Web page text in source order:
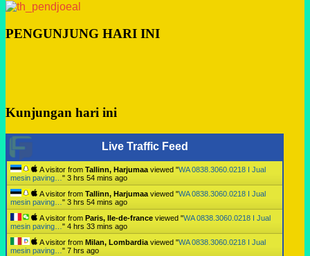
PENGUNJUNG HARI INI
Kunjungan hari ini
Live Traffic Feed
A visitor from Tallinn, Harjumaa viewed "WA 0838.3060.0218 I Jual
mesin paving… " 3 hrs 54 mins ago
A visitor from Tallinn, Harjumaa viewed "WA 0838.3060.0218 I Jual
mesin paving… " 3 hrs 54 mins ago
A visitor from Paris, Ile-de-france viewed "WA 0838.3060.0218 I Jual
mesin paving… " 4 hrs 33 mins ago
A visitor from Milan, Lombardia viewed "WA 0838.3060.0218 I Jual
mesin paving… " 7 hrs ago